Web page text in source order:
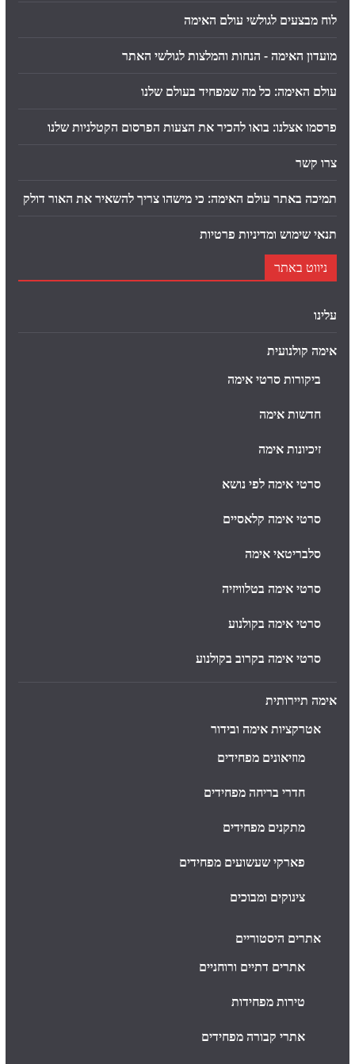
לוח מבצעים לגולשי עולם האימה
מועדון האימה - הנחות והמלצות לגולשי האתר
עולם האימה: כל מה שמפחיד בעולם שלנו
פרסמו אצלנו: בואו להכיר את הצעות הפרסום הקטלניות שלנו
צרו קשר
תמיכה באתר עולם האימה: כי מישהו צריך להשאיר את האור דולק
תנאי שימוש ומדיניות פרטיות
ניווט באתר
עלינו
אימה קולנועית
ביקורות סרטי אימה
חדשות אימה
זיכיונות אימה
סרטי אימה לפי נושא
סרטי אימה קלאסיים
סלבריטאי אימה
סרטי אימה בטלוויזיה
סרטי אימה בקולנוע
סרטי אימה בקרוב בקולנוע
אימה תיירותית
אטרקציות אימה ובידור
מוזיאונים מפחידים
חדרי בריחה מפחידים
מתקנים מפחידים
פארקי שעשועים מפחידים
צינוקים ומבוכים
אתרים היסטוריים
אתרים דתיים ורוחניים
טירות מפחידות
אתרי קבורה מפחידים